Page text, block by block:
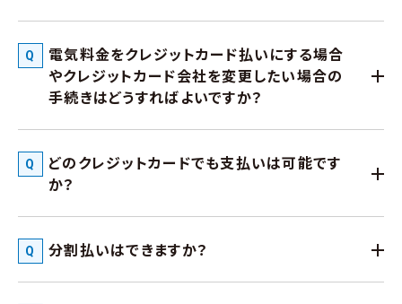
電気料金をクレジットカード払いにする場合
やクレジットカード会社を変更したい場合の
手続きはどうすればよいですか？
どのクレジットカードでも支払いは可能です
か？
分割払いはできますか？